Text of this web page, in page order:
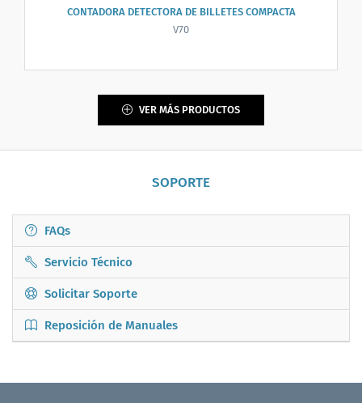
CONTADORA DETECTORA DE BILLETES COMPACTA
V70
VER MÁS PRODUCTOS
SOPORTE
FAQs
Servicio Técnico
Solicitar Soporte
Reposición de Manuales